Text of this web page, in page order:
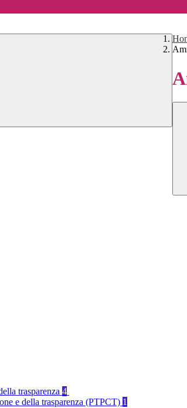
trasparenza 4
e della trasparenza (PTPCT) 1